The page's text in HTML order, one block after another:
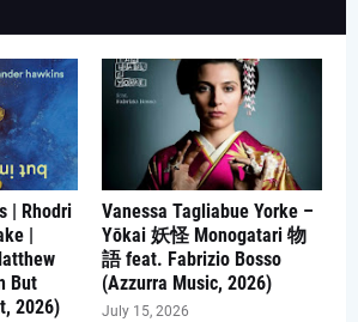
| Rhodri
|
But
2026)
Vanessa Tagliabue Yorke –
Yōkai 妖怪 Monogatari 物
語 feat. Fabrizio Bosso
(Azzurra Music, 2026)
July 15, 2026